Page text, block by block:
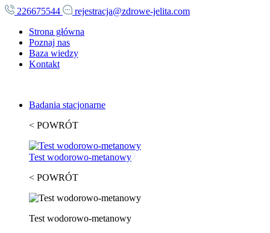
226675544
rejestracja@zdrowe-jelita.com
Strona główna
Poznaj nas
Baza wiedzy
Kontakt
Badania stacjonarne
< POWRÓT
Test wodorowo-metanowy
< POWRÓT
Test wodorowo-metanowy